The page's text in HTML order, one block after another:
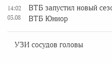
14:02
03.08
ВТБ запустил новый
ВТБ Юниор
УЗИ сосудов головы